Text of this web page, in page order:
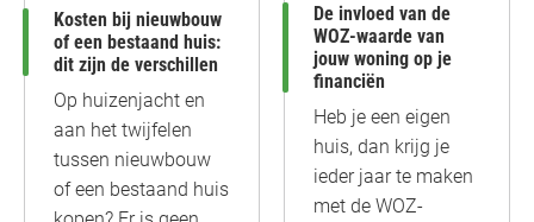
Kosten bij nieuwbouw
of een bestaand huis:
dit zijn de verschillen
Op huizenjacht en
aan het twijfelen
tussen nieuwbouw
of een bestaand huis
De invloed van de
WOZ-waarde van
jouw woning op je
financiën
Heb je een eigen
huis, dan krijg je
ieder jaar te maken
met de WOZ-